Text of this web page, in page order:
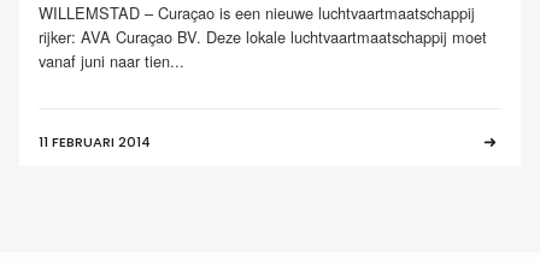
WILLEMSTAD – Curaçao is een nieuwe luchtvaartmaatschappij
rijker: AVA Curaçao BV. Deze lokale luchtvaartmaatschappij moet
vanaf juni naar tien...
11 FEBRUARI 2014